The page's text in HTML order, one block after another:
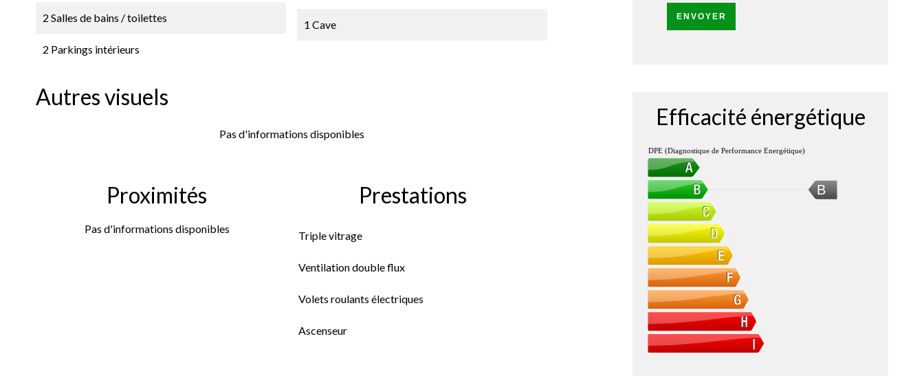
2 Salles de bains / toilettes
2 Parkings intérieurs
1 Cave
Autres visuels
Pas d'informations disponibles
Proximités
Pas d'informations disponibles
Prestations
Triple vitrage
Ventilation double flux
Volets roulants électriques
Ascenseur
ENVOYER
Efficacité énergétique
B
DPE (Diagnostique de Performance Energétique)